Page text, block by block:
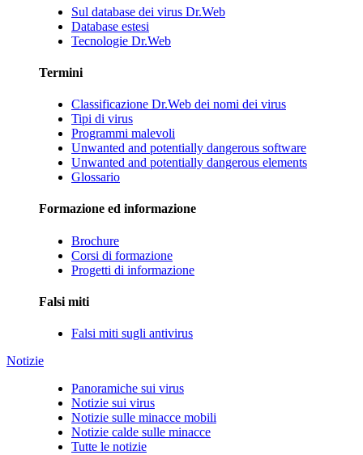
Sul database dei virus Dr.Web
Database estesi
Tecnologie Dr.Web
Termini
Classificazione Dr.Web dei nomi dei virus
Tipi di virus
Programmi malevoli
Unwanted and potentially dangerous software
Unwanted and potentially dangerous elements
Glossario
Formazione ed informazione
Brochure
Corsi di formazione
Progetti di informazione
Falsi miti
Falsi miti sugli antivirus
Notizie
Panoramiche sui virus
Notizie sui virus
Notizie sulle minacce mobili
Notizie calde sulle minacce
Tutte le notizie